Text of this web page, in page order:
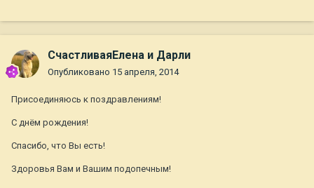
СчастливаяЕлена и Дарли
Опубликовано 15 апреля, 2014
Присоединяюсь к поздравлениям!
С днём рождения!
Спасибо, что Вы есть!
Здоровья Вам и Вашим подопечным!